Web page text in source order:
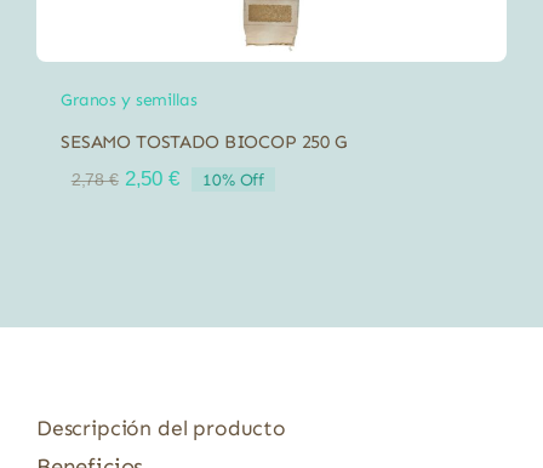
Granos y semillas
SESAMO TOSTADO BIOCOP 250 G
2,78€ El
2,50 €El
10% Off
Descripción del producto